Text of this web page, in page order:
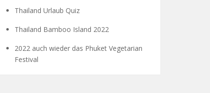
Thailand Urlaub Quiz
Thailand Bamboo Island 2022
2022 auch wieder das Phuket Vegetarian
Festival